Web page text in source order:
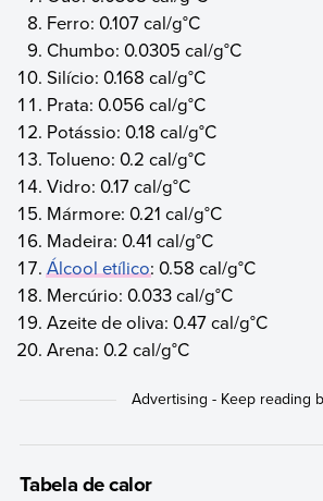
Ferro: 0.107 cal/g°C
Chumbo: 0.0305 cal/g°C
Silício: 0.168 cal/g°C
Prata: 0.056 cal/g°C
Potássio: 0.18 cal/g°C
Tolueno: 0.2 cal/g°C
Vidro: 0.17 cal/g°C
Mármore: 0.21 cal/g°C
Madeira: 0.41 cal/g°C
Álcool etílico: 0.58 cal/g°C
Mercúrio: 0.033 cal/g°C
Azeite de oliva: 0.47 cal/g°C
Arena: 0.2 cal/g°C
Tabela de calor